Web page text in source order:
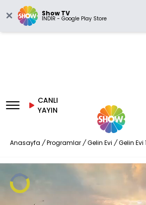
Show TV
İNDİR - Google Play Store
CANLI
YAYIN
Anasayfa / Programlar / Gelin Evi / Gelin Evi
Video
Oynatıcısı